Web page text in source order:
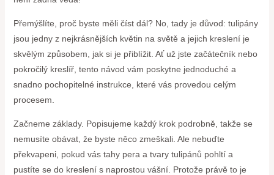
Přemýšlíte, proč byste měli číst dál? No, tady je důvod: tulipány
jsou jedny z nejkrásnějších květin na světě a jejich kreslení je
skvělým způsobem, jak si je přiblížit. Ať už jste začátečník nebo
pokročilý kreslíř, tento návod vám poskytne jednoduché a
snadno pochopitelné instrukce, které vás provedou celým
procesem.
Začneme základy. Popisujeme každý krok podrobně, takže se
nemusíte obávat, že byste něco zmeškali. Ale nebuďte
překvapeni, pokud vás tahy pera a tvary tulipánů pohltí a
pustíte se do kreslení s naprostou vášní. Protože právě to je